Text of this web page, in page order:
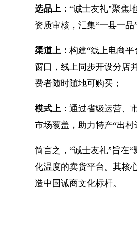
选品上： “诚士友礼”聚焦
资质审核，汇集“一县一
渠道上： 构建“线上电商
窗口，线上同步开设分店
费者随时随地可购买；
模式上： 通过省级运营、
市场覆盖，助力特产“出村
简言之，“诚士友礼”旨在
化温度的卖货平台。其核
造中国诚商文化标杆。